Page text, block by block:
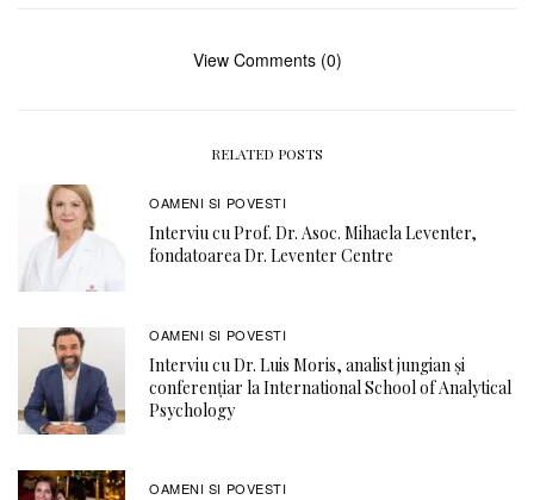
View Comments (0)
RELATED POSTS
OAMENI SI POVESTI
Interviu cu Prof. Dr. Asoc. Mihaela Leventer,
fondatoarea Dr. Leventer Centre
OAMENI SI POVESTI
Interviu cu Dr. Luis Moris, analist jungian și
conferențiar la International School of Analytical
Psychology
OAMENI SI POVESTI